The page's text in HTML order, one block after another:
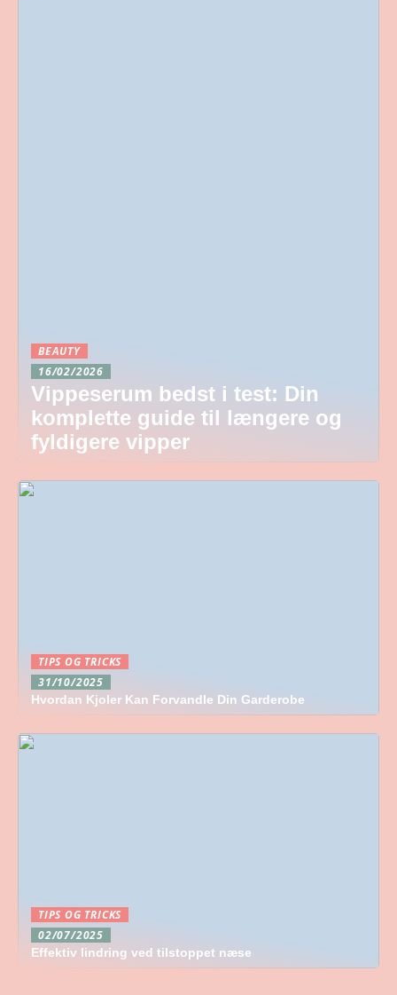
BEAUTY
16/02/2026
Vippeserum bedst i test: Din
komplette guide til længere og
fyldigere vipper
TIPS OG TRICKS
31/10/2025
Hvordan Kjoler Kan Forvandle Din Garderobe
TIPS OG TRICKS
02/07/2025
Effektiv lindring ved tilstoppet næse